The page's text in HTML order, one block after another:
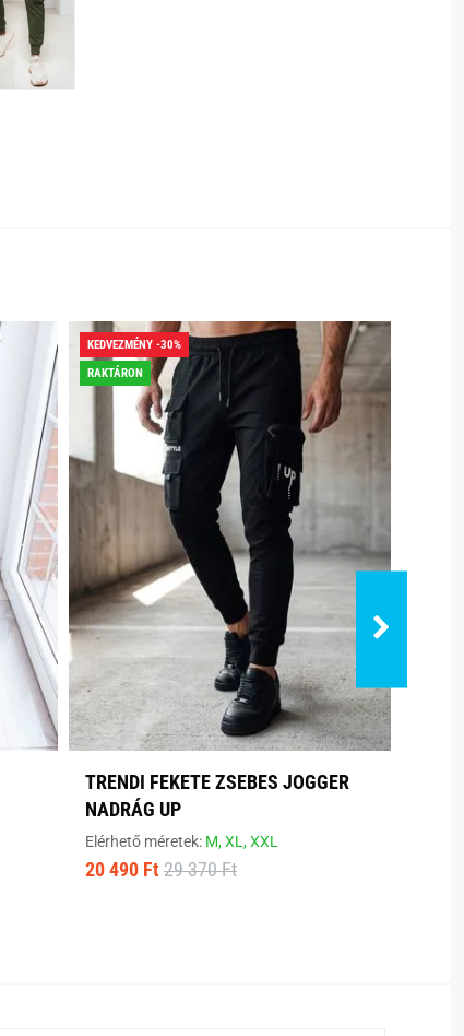
KEDVEZMÉNY -30%
RAKTÁRON
TRENDI FEKETE ZSEBES JOGGER
NADRÁG UP
Elérhető méretek: M,XL,XXL
20 490 Ft 29 370 Ft